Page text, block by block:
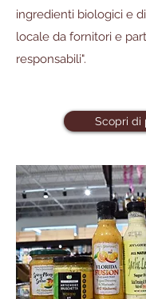
ingredienti biologici e
locale da fornitori e
responsabili".
Scopri di